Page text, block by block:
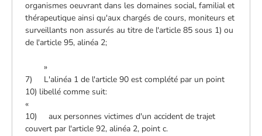
organismes oeuvrant dans les domaines social, familial et
thérapeutique ainsi qu'aux chargés de cours, moniteurs et
surveillants non assurés au titre de l'article 85 sous 1) ou
de l'article 95, alinéa 2;
»
7) L'alinéa 1 de l'article 90 est complété par un point
10) libellé comme suit:
«
10) aux personnes victimes d'un accident de trajet
couvert par l'article 92, alinéa 2, point c.